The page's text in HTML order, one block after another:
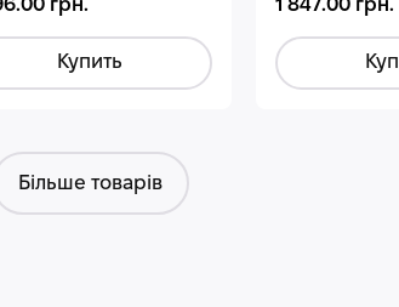
грн.
Купить
1 847.00 грн.
Більше товарів